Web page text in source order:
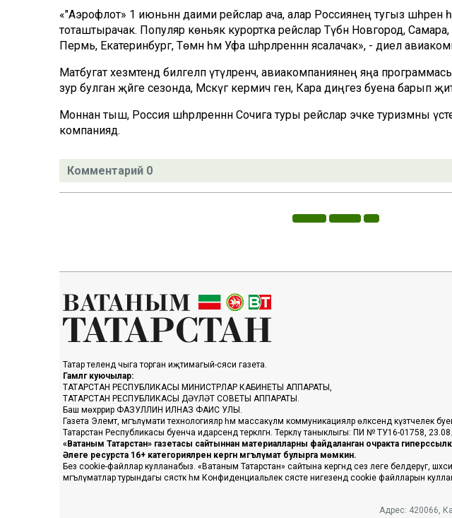
«"Аэрофлот» 1 июньнән даими рейслар ача, алар Россиянең тугыз
тоташтырачак. Популяр көньяк курортка рейслар Түбән Новгород,
Пермь, Екатеринбург, Төмән һәм Уфа шәһәрләреннән ясалачак», - диелә
Матбугат хезмәтендә билгеләп үтүләренчә, авиакомпаниянең яңа
зур булган җәйге сезонда, Мәскәүгә кермичә генә, Кара диңгез буена барып
Моннан тыш, Россия шәһәрләреннән Сочига туры рейслар эчке туризмны
компаниядә.
Комментарий 0
Татар телендә чыга торган иҗтимагый-сәяси газета.
Гамәлгә куючылар:
ТАТАРСТАН РЕСПУБЛИКАСЫ МИНИСТРЛАР КАБИНЕТЫ АППАРАТЫ,
ТАТАРСТАН РЕСПУБЛИКАСЫ ДӘҮЛӘТ СОВЕТЫ АППАРАТЫ.
Баш мөхәррир ФАЗУЛЛИН ИЛНАЗ ФАИС УЛЫ.
Газета Элемтә, мәгълүмати технологияләр һәм массакүләм коммуникацияләр өлкәсендә күзәтчелек
Татарстан Республикасы буенча идарәсендә теркәлгән. Теркәлү таныклыгы: ПИ № ТУ16-01758,
«Ватаным Татарстан» газетасы сайтыннан материалларны файдаланган очракта
Әлеге ресурста 16+ категорияләренә кергән мәгълүмат булырга мөмкин.
Без cookie-файллар кулланабыз. «Ватаным Татарстан» сайтына кергәндә сез әлеге белдерүгә, шәхси
мәгълүматлар турындагы сәясәткә һәм Конфиденциальлек сәясәте нигезендә cookie файлларын
Адрес: 420066,